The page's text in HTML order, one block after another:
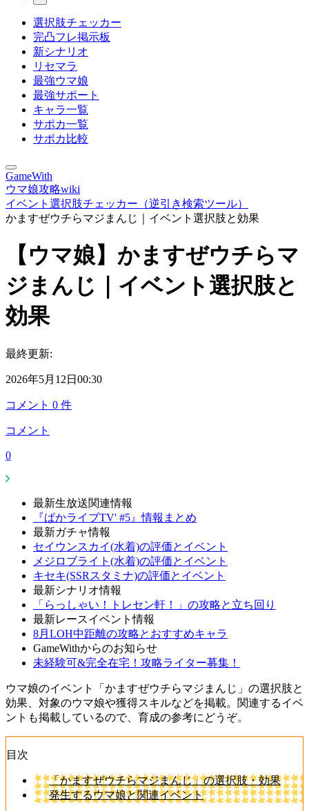
選択肢チェッカー
完凸フレ掲示板
新シナリオ
リセマラ
最強ウマ娘
最強サポート
キャラ一覧
サポカ一覧
サポカ比較
GameWith
ウマ娘攻略wiki
イベント選択肢チェッカー（逆引き検索ツール）
かますぜウチらマジまんじ｜イベント選択肢と効果
【ウマ娘】かますぜウチらマ
ジまんじ｜イベント選択肢と
効果
最終更新:
2026年5月12日00:30
コメント 0 件
コメント
0
最新生放送関連情報
『ぱかライブTV' #5』情報まとめ
最新ガチャ情報
セイウンスカイ(水着)の評価とイベント
メジロブライト(水着)の評価とイベント
キセキ(SSRスタミナ)の評価とイベント
最新シナリオ情報
「らっしゃい！トレセン軒！」の攻略と立ち回り
最新レースイベント情報
8月LOH中距離の攻略とおすすめキャラ
GameWithからのお知らせ
未経験可&完全在宅！攻略ライター募集！
ウマ娘のイベント「かますぜウチらマジまんじ」の選択肢と
効果、対象のウマ娘や獲得スキルなどを掲載。関連するイベ
ントも掲載しているので、育成の参考にどうぞ。
目次
「かますぜウチらマジまんじ」の選択肢・効果
発生するウマ娘と関連イベント